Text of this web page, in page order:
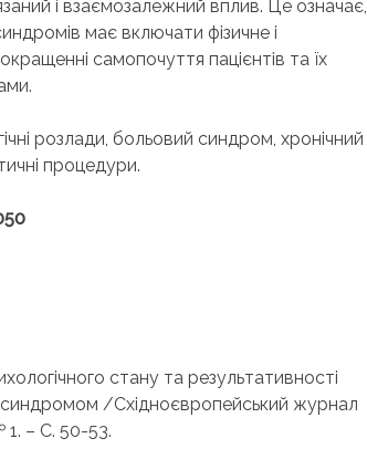
і взаємозалежний вплив. Це означає,
має включати фізичне і
самопочуття пацієнтів та їх
розлади, больовий синдром, хронічний
процедури.
стану та результативності
синдромом /Східноєвропейський журнал
1. – С. 50-53.